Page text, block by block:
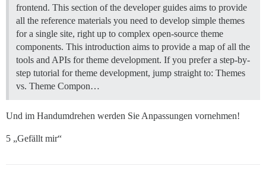
frontend. This section of the developer guides aims to provide
all the reference materials you need to develop simple themes
for a single site, right up to complex open-source theme
components. This introduction aims to provide a map of all the
tools and APIs for theme development. If you prefer a step-by-
step tutorial for theme development, jump straight to: Themes
vs. Theme Compon…
Und im Handumdrehen werden Sie Anpassungen vornehmen!
5 „Gefällt mir“